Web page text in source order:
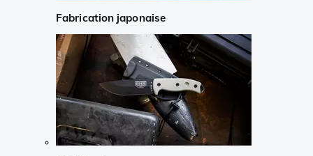
Fabrication japonaise